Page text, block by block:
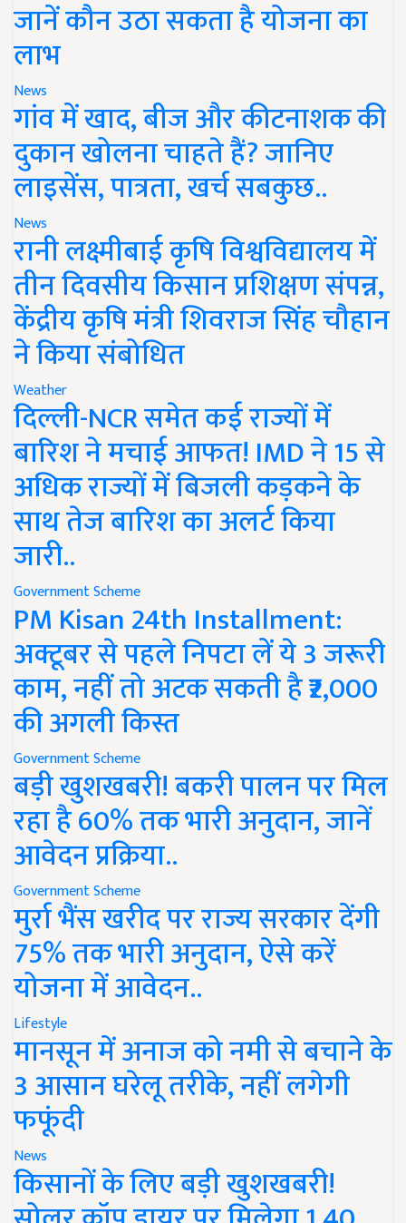
जानें कौन उठा सकता है योजना का
लाभ
News
गांव में खाद, बीज और कीटनाशक की
दुकान खोलना चाहते हैं? जानिए
लाइसेंस, पात्रता, खर्च सबकुछ..
News
रानी लक्ष्मीबाई कृषि विश्वविद्यालय में
तीन दिवसीय किसान प्रशिक्षण संपन्न,
केंद्रीय कृषि मंत्री शिवराज सिंह चौहान
ने किया संबोधित
Weather
दिल्ली-NCR समेत कई राज्यों में
बारिश ने मचाई आफत! IMD ने 15 से
अधिक राज्यों में बिजली कड़कने के
साथ तेज बारिश का अलर्ट किया
जारी..
Government Scheme
PM Kisan 24th Installment:
अक्टूबर से पहले निपटा लें ये 3 जरूरी
काम, नहीं तो अटक सकती है ₹2,000
की अगली किस्त
Government Scheme
बड़ी खुशखबरी! बकरी पालन पर मिल
रहा है 60% तक भारी अनुदान, जानें
आवेदन प्रक्रिया..
Government Scheme
मुर्रा भैंस खरीद पर राज्य सरकार देंगी
75% तक भारी अनुदान, ऐसे करें
योजना में आवेदन..
Lifestyle
मानसून में अनाज को नमी से बचाने के
3 आसान घरेलू तरीके, नहीं लगेगी
फफूंदी
News
किसानों के लिए बड़ी खुशखबरी!